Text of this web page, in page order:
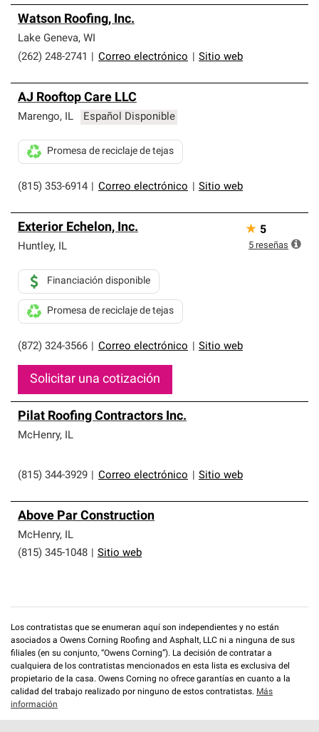
Watson Roofing, Inc.
Lake Geneva, WI
(262) 248-2741
Correo electrónico Sitio web
AJ Rooftop Care LLC
Marengo, IL Español Disponible
(815) 353-6914 Correo electrónico Sitio web
Promesa de reciclaje de tejas
Exterior Echelon, Inc.
Huntley, IL
(872) 324-3566 Correo electrónico Sitio web
Financiación disponible
Promesa de reciclaje de tejas
Solicitar una cotización
★ 5
5 reseñas
Pilat Roofing Contractors Inc.
McHenry, IL
(815) 344-3929 Correo electrónico Sitio web
Above Par Construction
McHenry, IL
(815) 345-1048
Sitio web
Los contratistas que se enumeran aquí son independientes y no están
asociados a Owens Corning Roofing and Asphalt, LLC ni a ninguna de sus
filiales (en su conjunto, “Owens Corning”). La decisión de contratar a
cualquiera de los contratistas mencionados en esta lista es exclusiva del
propietario de la casa. Owens Corning no ofrece garantías en cuanto a la
calidad del trabajo realizado por ninguno de estos contratistas. Más
información